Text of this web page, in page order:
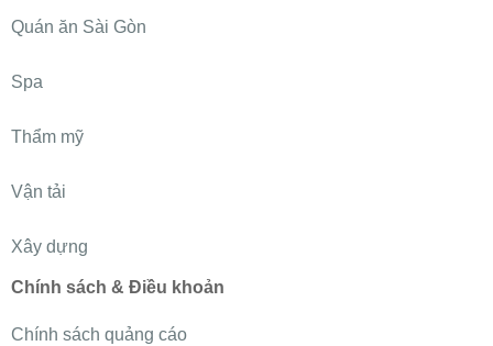
Quán ăn Sài Gòn
Spa
Thẩm mỹ
Vận tải
Xây dựng
Chính sách & Điều khoản
Chính sách quảng cáo